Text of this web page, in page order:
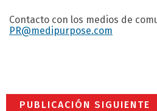
Contacto con los medios de
PR@medipurpose.com
PUBLICACIÓN SIGUIENTE